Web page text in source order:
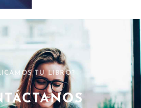
TU LIBRO?